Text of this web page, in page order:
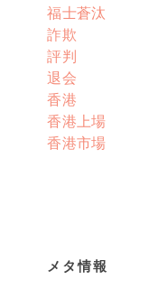
福士蒼汰
詐欺
評判
退会
香港
香港上場
香港市場
メタ情報